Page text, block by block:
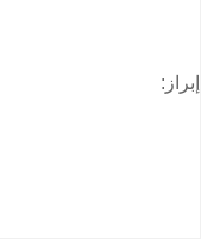
إبراز: